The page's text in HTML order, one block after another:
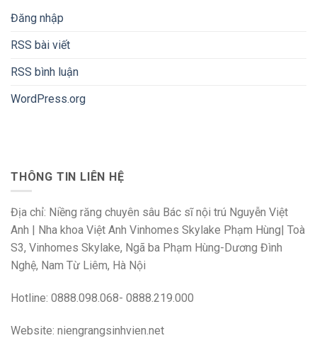
Đăng nhập
RSS bài viết
RSS bình luận
WordPress.org
THÔNG TIN LIÊN HỆ
Địa chỉ: Niềng răng chuyên sâu Bác sĩ nội trú Nguyễn Việt
Anh | Nha khoa Việt Anh Vinhomes Skylake Phạm Hùng| Toà
S3, Vinhomes Skylake, Ngã ba Phạm Hùng-Dương Đình
Nghệ, Nam Từ Liêm, Hà Nội
Hotline: 0888.098.068- 0888.219.000
Website: niengrangsinhvien.net